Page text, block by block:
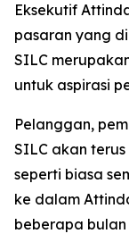
Eksekutif
pasaran yang
SILC
untuk aspirasi
Pelanggan,
SILC akan
seperti biasa
ke dalam
beberapa